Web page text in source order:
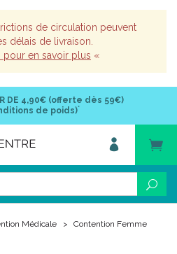
de circulation peuvent
délais de livraison.
pour en savoir plus «
DE 4,90€ (offerte dès 59€)
de poids)*
Médicale
Contention Femme